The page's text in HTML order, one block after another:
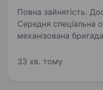
Повна зайнятість.
Середня спеціальна освіта.
механізована
до складу ОК
33 хв. тому